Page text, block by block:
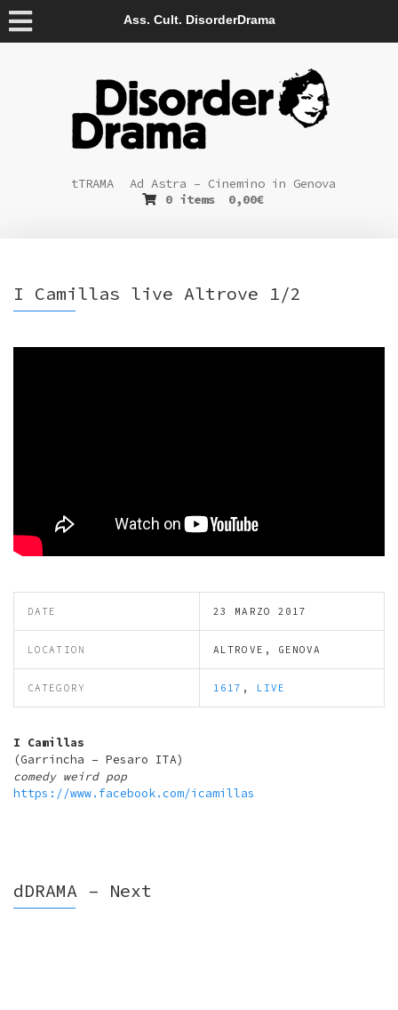
Ass. Cult. DisorderDrama
tTRAMA
Ad Astra – Cinemino in Genova
0 items
0,00€
I Camillas live Altrove 1/2
DATE 23 MARZO 2017
LOCATION ALTROVE, GENOVA
CATEGORY 1617 , LIVE
I Camillas
(Garrincha – Pesaro ITA)
comedy weird pop
https://www.facebook.com/icamillas
dDRAMA – Next